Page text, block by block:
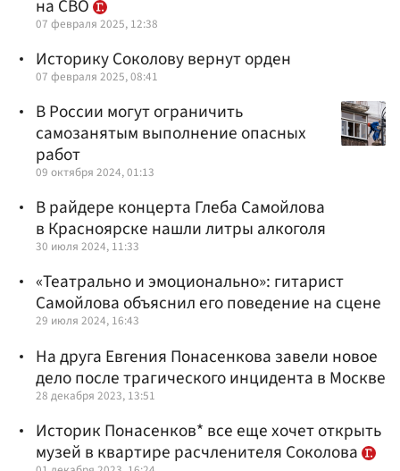
на СВО
07 февраля 2025, 12:38
Историку Соколову вернут орден
07 февраля 2025, 08:41
В России могут ограничить
самозанятым выполнение опасных
работ
09 октября 2024, 01:13
В райдере концерта Глеба Самойлова
в Красноярске нашли литры алкоголя
30 июля 2024, 11:33
«Театрально и эмоционально»: гитарист
Самойлова объяснил его поведение на сцене
29 июля 2024, 16:43
На друга Евгения Понасенкова завели новое
дело после трагического инцидента в Москве
28 декабря 2023, 13:51
Историк Понасенков* все еще хочет открыть
музей в квартире расчленителя Соколова